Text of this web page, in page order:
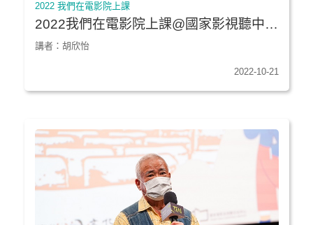
2022 我們在電影院上課
2022我們在電影院上課@國家影視聽中心
★《聽說》｜新北市新莊國中
講者：胡欣怡
2022-10-21